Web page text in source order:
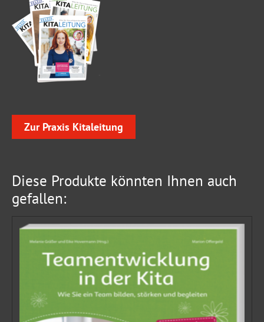
Zur Praxis Kitaleitung
Diese Produkte könnten Ihnen auch
gefallen: